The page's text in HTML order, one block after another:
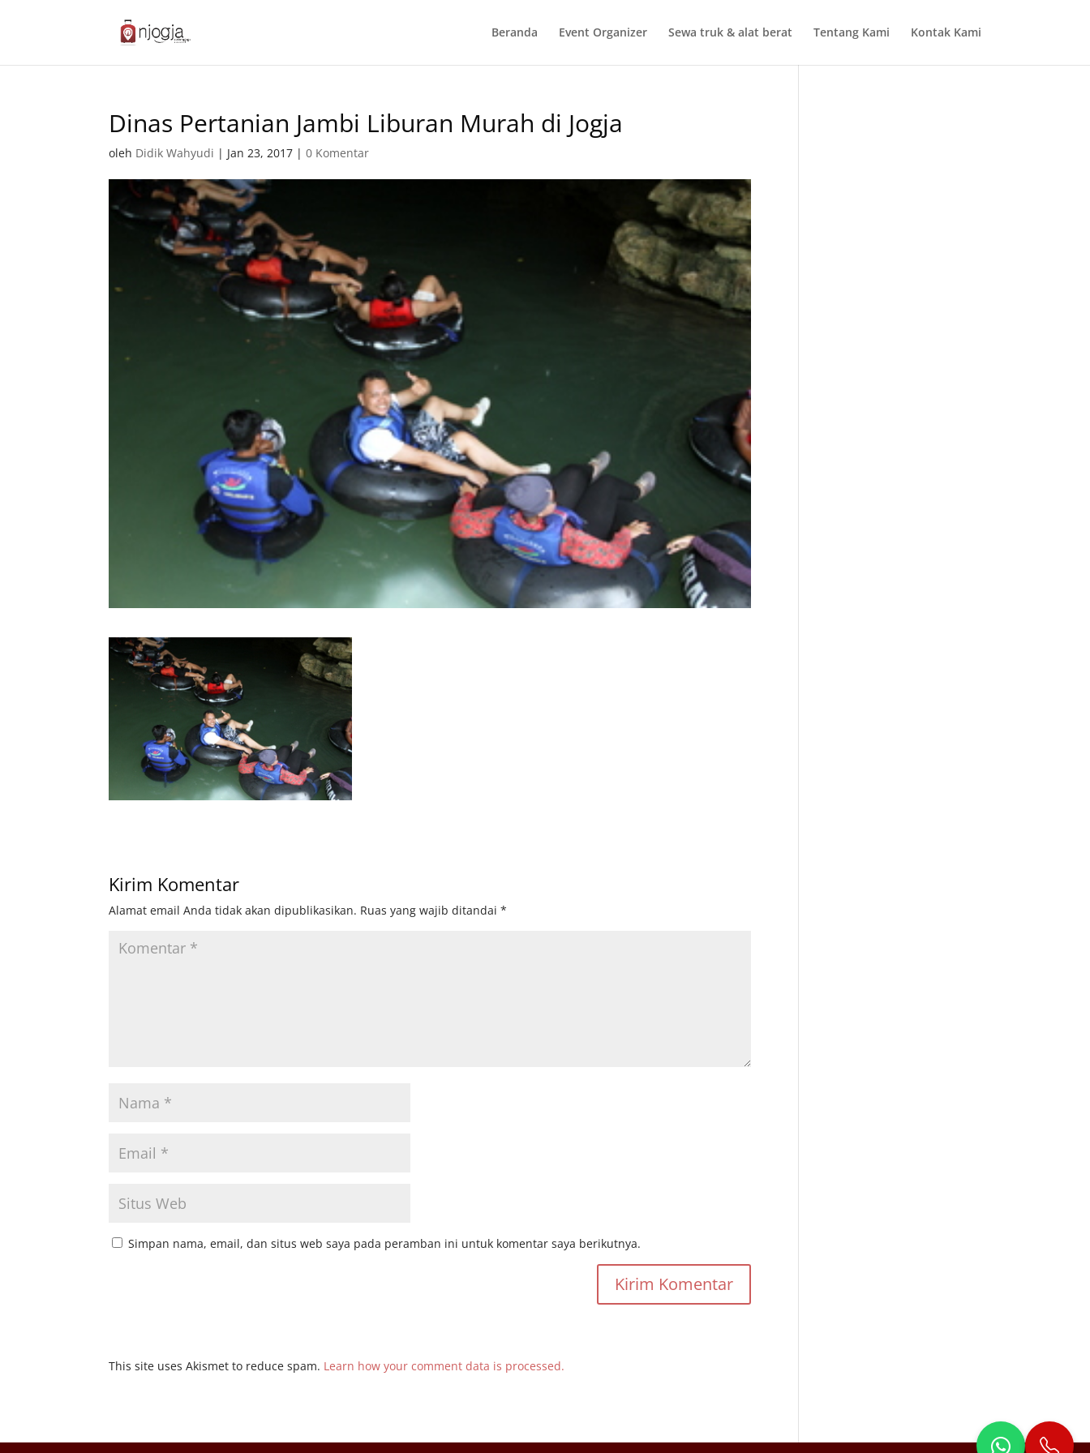
Beranda Event Organizer Sewa truk & alat berat Tentang Kami Kontak Kami
Dinas Pertanian Jambi Liburan Murah di Jogja
oleh Didik Wahyudi | Jan 23, 2017 |0 Komentar
Kirim Komentar
Alamat email Anda tidak akan dipublikasikan. Ruas yang wajib ditandai*
Simpan nama, email, dan situs web saya pada peramban ini untuk komentar saya berikutnya.
This site uses Akismet to reduce spam. Learn how your comment data is processed.